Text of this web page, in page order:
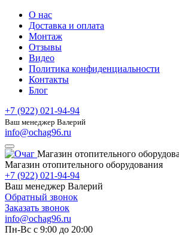
О нас
Доставка и оплата
Монтаж
Отзывы
Видео
Политика конфиденциальности
Контакты
Блог
+7 (922) 021-94-94
Ваш менеджер Валерий
info@ochag96.ru
Магазин отопительного
Магазин отопительного оборудования
+7 (922) 021-94-94
Ваш менеджер Валерий
Обратный звонок
Заказать звонок
info@ochag96.ru
Пн-Вс с 9:00 до 20:00